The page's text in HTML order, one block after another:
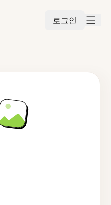
로그인